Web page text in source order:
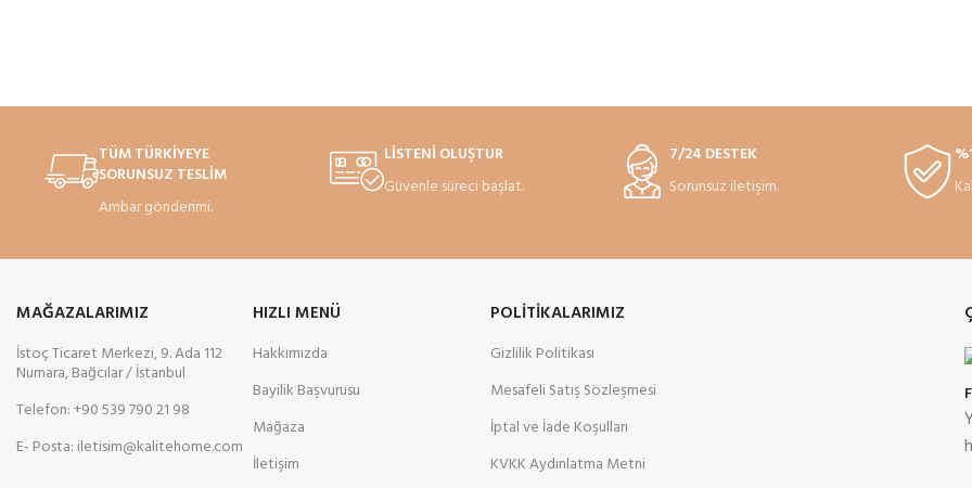
TÜM TÜRKİYEYE
SORUNSUZ TESLİM
Ambar gönderimi.
LİSTENİ OLUŞTUR
Güvenle süreci başlat.
7/24 DESTEK
Sorunsuz iletişim.
MAĞAZALARIMIZ
İstoç Ticaret Merkezi, 9. Ada 112
Numara, Bağcılar / İstanbul
Telefon: +90 539 790 21 98
E- Posta: iletisim@kalitehome.com
HIZLI MENÜ
Hakkımızda
Bayilik Başvurusu
Mağaza
İletişim
POLİTİKALARIMIZ
Gizlilik Politikası
Mesafeli Satış Sözleşmesi
İptal ve İade Koşulları
KVKK Aydınlatma Metni